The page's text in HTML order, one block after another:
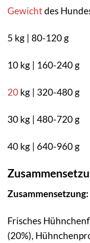
Gewichtdes
5 kg | 80-120 g
10 kg | 160-240 g
20 kg | 320-480 g
30 kg | 480-720 g
40 kg | 640-960 g
Zusammensetzung:
Frisches
(20%),